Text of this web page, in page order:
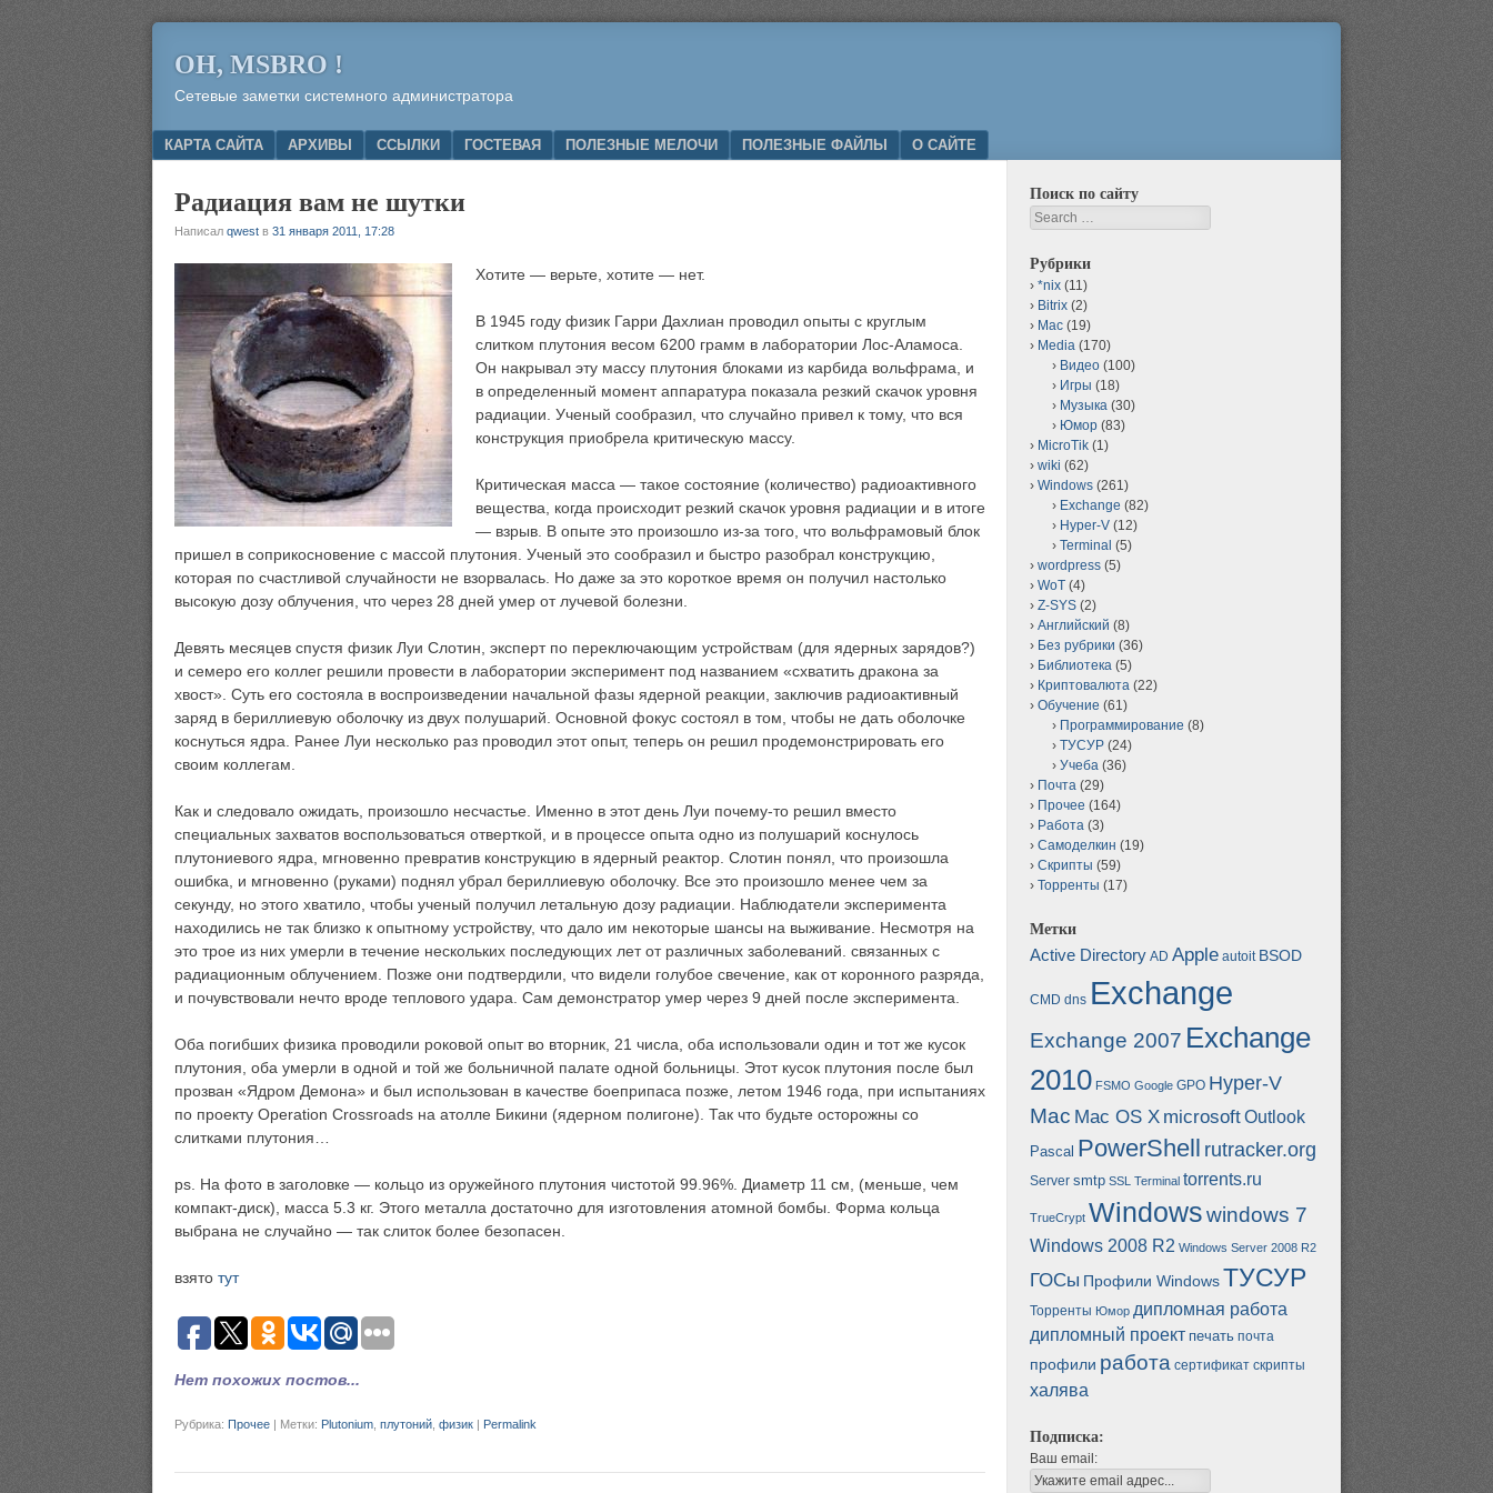
OH, MSBRO !
Сетевые заметки системного администратора
Menu
SKIP TO CONTENT
КАРТА САЙТА АРХИВЫ ССЫЛКИ ГОСТЕВАЯ ПОЛЕЗНЫЕ МЕЛОЧИ ПОЛЕЗНЫЕ ФАЙЛЫ О САЙТЕ
Радиация вам не шутки
Написал qwest в 31 января 2011, 17:28
Хотите — верьте, хотите — нет.
В 1945 году физик Гарри Дахлиан проводил опыты с круглым
слитком плутония весом 6200 грамм в лаборатории Лос-Аламоса.
Он накрывал эту массу плутония блоками из карбида вольфрама, и
в определенный момент аппаратура показала резкий скачок уровня
радиации. Ученый сообразил, что случайно привел к тому, что вся
конструкция приобрела критическую массу.
Критическая масса — такое состояние (количество) радиоактивного
вещества, когда происходит резкий скачок уровня радиации и в итоге
— взрыв. В опыте это произошло из-за того, что вольфрамовый блок
пришел в соприкосновение с массой плутония. Ученый это сообразил и быстро разобрал конструкцию,
которая по счастливой случайности не взорвалась. Но даже за это короткое время он получил настолько
высокую дозу облучения, что через 28 дней умер от лучевой болезни.
Девять месяцев спустя физик Луи Слотин, эксперт по переключающим устройствам (для ядерных зарядов?)
и семеро его коллег решили провести в лаборатории эксперимент под названием «схватить дракона за
хвост». Суть его состояла в воспроизведении начальной фазы ядерной реакции, заключив радиоактивный
заряд в бериллиевую оболочку из двух полушарий. Основной фокус состоял в том, чтобы не дать оболочке
коснуться ядра. Ранее Луи несколько раз проводил этот опыт, теперь он решил продемонстрировать его
своим коллегам.
Как и следовало ожидать, произошло несчастье. Именно в этот день Луи почему-то решил вместо
специальных захватов воспользоваться отверткой, и в процессе опыта одно из полушарий коснулось
плутониевого ядра, мгновенно превратив конструкцию в ядерный реактор. Слотин понял, что произошла
ошибка, и мгновенно (руками) поднял убрал бериллиевую оболочку. Все это произошло менее чем за
секунду, но этого хватило, чтобы ученый получил летальную дозу радиации. Наблюдатели эксперимента
находились не так близко к опытному устройству, что дало им некоторые шансы на выживание. Несмотря на
это трое из них умерли в течение нескольких последующих лет от различных заболеваний. связанных с
радиационным облучением. Позже они подтвердили, что видели голубое свечение, как от коронного разряда,
и почувствовали нечто вроде теплового удара. Сам демонстратор умер через 9 дней после эксперимента.
Оба погибших физика проводили роковой опыт во вторник, 21 числа, оба использовали один и тот же кусок
плутония, оба умерли в одной и той же больничной палате одной больницы. Этот кусок плутония после был
прозван «Ядром Демона» и был использован в качестве боеприпаса позже, летом 1946 года, при испытаниях
по проекту Operation Crossroads на атолле Бикини (ядерном полигоне). Так что будьте осторожны со
слитками плутония…
ps. На фото в заголовке — кольцо из оружейного плутония чистотой 99.96%. Диаметр 11 см, (меньше, чем
компакт-диск), масса 5.3 кг. Этого металла достаточно для изготовления атомной бомбы. Форма кольца
выбрана не случайно — так слиток более безопасен.
взято тут
Нет похожих постов...
Рубрика: Прочее | Метки: Plutonium плутоний физик | Permalink
Поиск по сайту
Search
Рубрики
*nix (11)
Bitrix (2)
Mac (19)
Media (170)
Видео (100)
Игры (18)
Музыка (30)
Юмор (83)
MicroTik (1)
wiki (62)
Windows (261)
Exchange (82)
Hyper-V (12)
Terminal (5)
wordpress (5)
WoT (4)
Z-SYS (2)
Английский (8)
Без рубрики (36)
Библиотека (5)
Криптовалюта (22)
Обучение (61)
Программирование (8)
ТУСУР (24)
Учеба (36)
Почта (29)
Прочее (164)
Работа (3)
Самоделкин (19)
Скрипты (59)
Торренты (17)
Метки
Active Directory AD Apple autoit BSOD
CMD dns Exchange
Exchange 2007 Exchange
2010 FSMO Google GPO Hyper-V
Mac Mac OS X microsoftOutlook
Pascal PowerShell rutracker.org
Server smtp SSL Terminal torrents.ru
TrueCrypt Windowswindows 7
Windows 2008 R2 Windows Server 2008 R2
ГОСы Профили WindowsТУСУР
Торренты Юмор дипломная работа
дипломный проект печать почта
профили работа сертификат скрипты
халява
Подписка:
Ваш email: